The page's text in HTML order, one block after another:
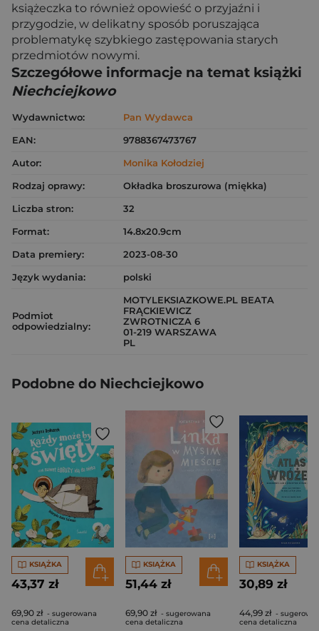
książeczka to również opowieść o przyjaźni i
przygodzie, w delikatny sposób poruszająca
problematykę szybkiego zastępowania starych
przedmiotów nowymi.
Szczegółowe informacje na temat książki
Niechciejkowo
Wydawnictwo:
Pan Wydawca
EAN:
9788367473767
Autor:
Monika Kołodziej
Rodzaj oprawy:
Okładka broszurowa (miękka)
Liczba stron:
32
Format:
14.8x20.9cm
Data premiery:
2023-08-30
Język wydania:
polski
Podmiot
odpowiedzialny:
MOTYLEKSIAZKOWE.PL BEATA
FRĄCKIEWICZ
ZWROTNICZA 6
01-219 WARSZAWA
PL
Podobne do Niechciejkowo
KSIĄŻKA
43,37 zł
69,90 zł - sugerowana
cena detaliczna
KSIĄŻKA
51,44 zł
69,90 zł - sugerowana
cena detaliczna
KSIĄŻKA
30,89 zł
44,99 zł -
cena detaliczna